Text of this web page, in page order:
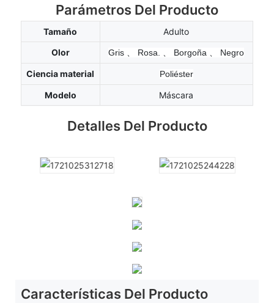
Parámetros Del Producto
Tamaño
Adulto
Olor
Gris 、 Rosa. 、 Borgoña 、 Negro
Ciencia material Poliéster
Modelo Máscara
Detalles Del Producto
Características Del Producto